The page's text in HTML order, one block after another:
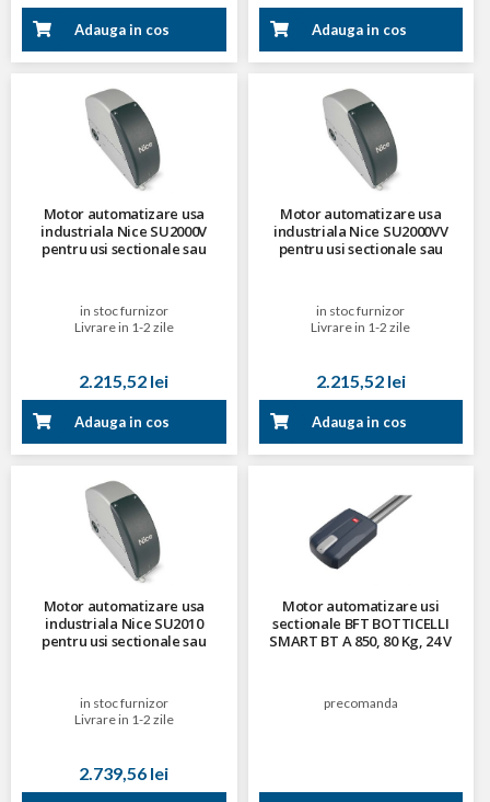
Adauga in cos Adauga in cos
Motor automatizare usa
industriala Nice SU2000V
pentru usi sectionale sau
in stoc furnizor
Livrare in 1-2 zile
2.215,52 lei
Adauga in cos
Motor automatizare usa
industriala Nice SU2000VV
pentru usi sectionale sau
in stoc furnizor
Livrare in 1-2 zile
2.215,52 lei
Adauga in cos
Motor automatizare usa
industriala Nice SU2010
pentru usi sectionale sau
in stoc furnizor
Livrare in 1-2 zile
2.739,56 lei
Motor automatizare usi
sectionale BFT BOTTICELLI
SMART BT A 850, 80 Kg, 24 V
precomanda